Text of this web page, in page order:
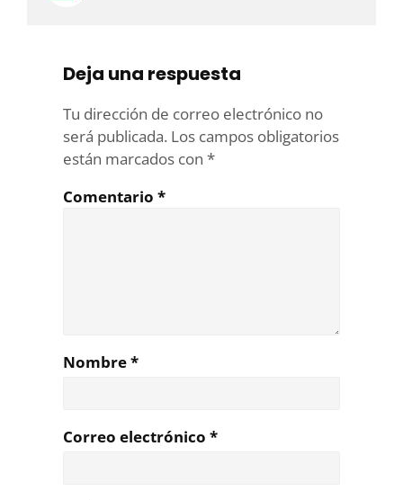
Deja una respuesta
Tu dirección de correo electrónico no
será publicada. Los campos obligatorios
están marcados con *
Comentario *
Nombre*
Correo electrónico *